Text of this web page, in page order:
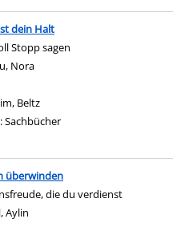
dein Halt
Stopp sagen
Nora
Beltz
Sachbücher
überwinden
die du verdienst
Aylin